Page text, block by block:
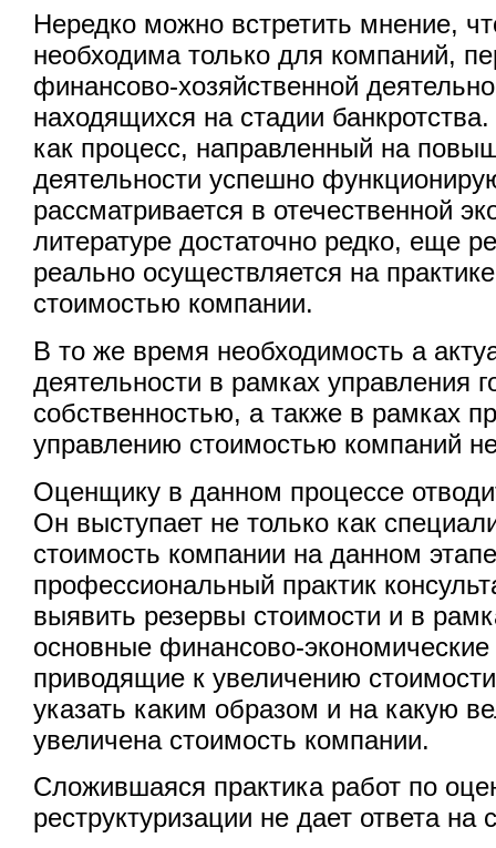
Нередко можно встретить мнение,
необходима только для компаний,
финансово-хозяйственной
находящихся на стадии
как процесс, направленный на
деятельности успешно
рассматривается в отечественной
литературе достаточно редко, еще
реально осуществляется на
стоимостью компании.
В то же время необходимость а
деятельности в рамках управления
собственностью, а также в рамках
управлению стоимостью компаний
Оценщику в данном процессе
Он выступает не только как
стоимость компании на данном
профессиональный практик
выявить резервы стоимости и в
основные финансово-
приводящие к увеличению
указать каким образом и на какую
увеличена стоимость компании.
Сложившаяся практика работ по
реструктуризации не дает ответа